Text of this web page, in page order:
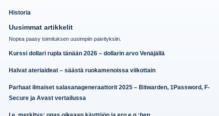
Historia
Uusimmat artikkelit
Nopea paasy toimituksen uusimpiin paivityksiin.
Kurssi dollari rupla tänään 2026 – dollarin arvo Venäjällä
Halvat ateriaideat – säästä ruokamenoissa viikottain
Parhaat ilmaiset salasanageneraattorit 2025 – Bitwarden, 1Password, F-
Secure ja Avast vertailussa